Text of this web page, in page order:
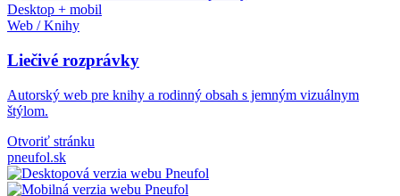
Desktop + mobil
Web / Knihy
Liečivé rozprávky
Autorský web pre knihy a rodinný obsah s jemným vizuálnym
štýlom.
Otvoriť stránku
pneufol.sk